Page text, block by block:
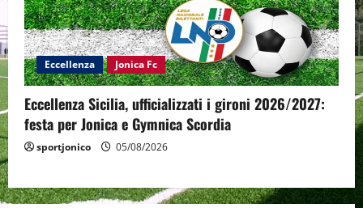
Eccellenza Jonica Fc
Eccellenza Sicilia, ufficializzati i gironi 2026/2027:
festa per Jonica e Gymnica Scordia
sportjonico 05/08/2026